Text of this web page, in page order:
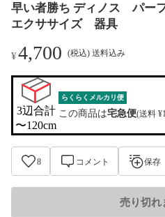
早い者勝ち ディノス パー
エクササイズ 器具
¥4,700 (税込) 送料込み
3辺合計
〜120cm
らくらくメルカリ便
この商品は宅急便(送料
8 コメント 保存
売り切れ